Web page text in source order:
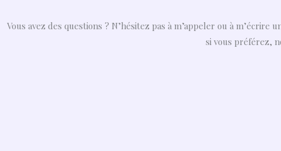
Vous avez des questions ? N’hésitez pas à m’appeler ou à
si vous préférez,